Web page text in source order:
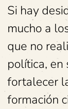
Si hay
mucho a
que no
política, en
fortalecer
formación